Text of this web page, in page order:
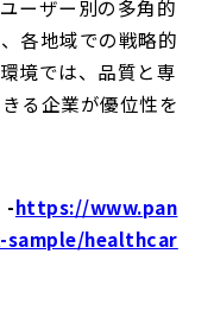
ーザー別の多角的
各地域での戦略的
境では、品質と専
る企業が優位性を
-https://www.pan
healthcar